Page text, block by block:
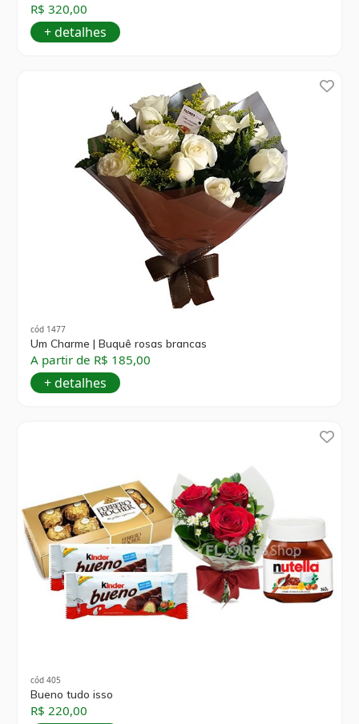
R$ 320,00
+ detalhes
cód 1477
Um Charme | Buquê rosas brancas
A partir de R$ 185,00
+ detalhes
cód 405
Bueno tudo isso
R$ 220,00